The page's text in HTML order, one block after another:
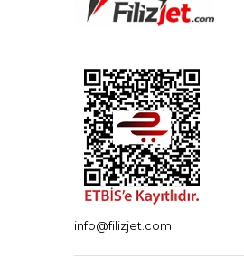
info@filizjet.com